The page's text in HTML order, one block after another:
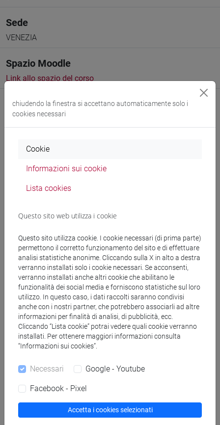
Sede
VENEZIA
Spazio Moodle
Link allo spazio del corso
Docenti e corsi di laurea
Programma
NAHARRO Josefa - 30h Lezione
Materiali didattici
Materiali su Moodle
Corsi di studio e percorsi
SUSTAINABILITY - Laurea magistrale (DM270)
chiudendo la finestra si accettano automaticamente solo i
cookies necessari
Cookie
Informazioni sui cookie
Lista cookies
Questo sito web utilizza i cookie
Questo sito utilizza cookie. I cookie necessari (di prima parte)
permettono il corretto funzionamento del sito e di effettuare
analisi statistiche anonime. Cliccando sulla X in alto a destra
verranno installati solo i cookie necessari. Se acconsenti,
verranno installati anche altri cookie che abilitano le
funzionalità dei social media e forniscono statistiche sul loro
utilizzo. In questo caso, i dati raccolti saranno condivisi
anche con i nostri partner, che potrebbero associarli ad altre
informazioni per finalità di analisi, di pubblicità, ecc.
Cliccando “Lista cookie” potrai vedere quali cookie verranno
installati. Per ottenere maggiori informazioni consulta
“Informazioni sui cookies”.
Necessari Google - Youtube
Facebook - Pixel
Accetta i cookies selezionati